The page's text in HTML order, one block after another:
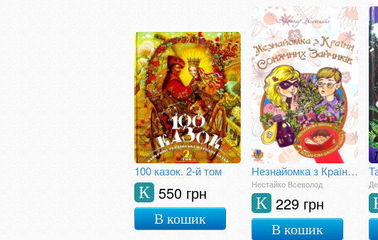
100 казок. 2-й том
550 грн
К
В кошик
Незнайомка з Країни Сонячних Зайчиків
Нестайко Всеволод
229 грн
К
В кошик